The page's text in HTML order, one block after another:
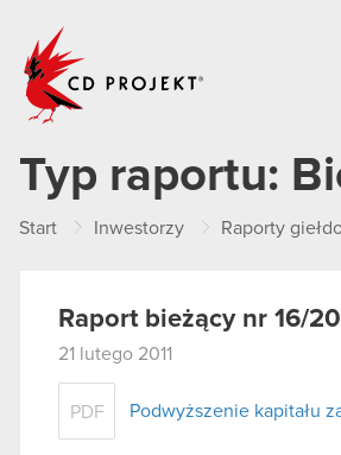
Typ raportu:
Start Inwestorzy Raporty
Raport bieżący nr 16/
21 lutego 2011
PDF Podwyższenie kapitału